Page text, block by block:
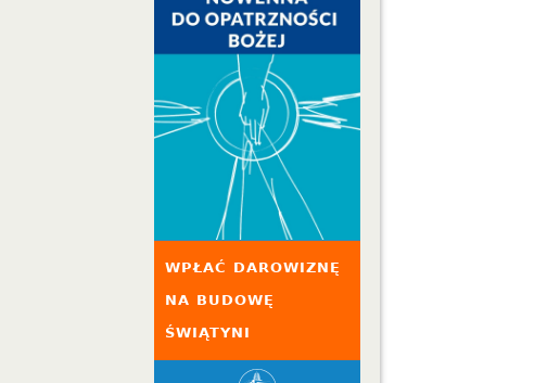
WPŁAĆ DAROWIZNĘ
NA BUDOWĘ
ŚWIĄTYNI